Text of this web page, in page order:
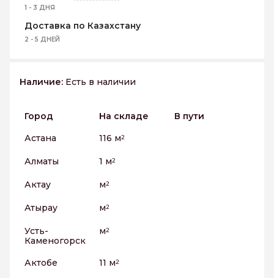
1 - 3 ДНЯ
Доставка по Казахстану
2 - 5 ДНЕЙ
Наличие: Есть в наличии
Город На складе
В пути
Астана
116 м2
Алматы 1 м2
Актау м2
Атырау м2
Усть-
Каменогорск
м2
Актобе 11 м2